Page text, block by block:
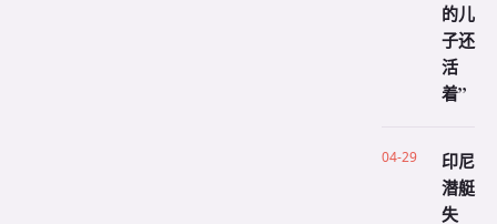
的儿
子还
活
着”
04-29
印尼
潜艇
失